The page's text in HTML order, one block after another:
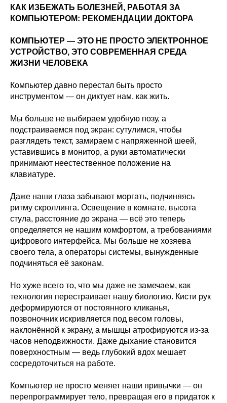
КАК ИЗБЕЖАТЬ БОЛЕЗНЕЙ, РАБОТАЯ ЗА
КОМПЬЮТЕРОМ: РЕКОМЕНДАЦИИ ДОКТОРА
КОМПЬЮТЕР — ЭТО НЕ ПРОСТО ЭЛЕКТРОННОЕ
УСТРОЙСТВО, ЭТО СОВРЕМЕННАЯ СРЕДА
ЖИЗНИ ЧЕЛОВЕКА
Компьютер давно перестал быть просто
инструментом — он диктует нам, как жить.
Мы больше не выбираем удобную позу, а
подстраиваемся под экран: сутулимся, чтобы
разглядеть текст, замираем с напряженной шеей,
уставившись в монитор, а руки автоматически
принимают неестественное положение на
клавиатуре.
Даже наши глаза забывают моргать, подчиняясь
ритму скроллинга. Освещение в комнате, высота
стула, расстояние до экрана — всё это теперь
определяется не нашим комфортом, а требованиями
цифрового интерфейса. Мы больше не хозяева
своего тела, а операторы системы, вынужденные
подчиняться её законам.
Но хуже всего то, что мы даже не замечаем, как
технология перестраивает нашу биологию. Кисти рук
деформируются от постоянного кликанья,
позвоночник искривляется под весом головы,
наклонённой к экрану, а мышцы атрофируются из-за
часов неподвижности. Даже дыхание становится
поверхностным — ведь глубокий вдох мешает
сосредоточиться на работе.
Компьютер не просто меняет наши привычки — он
перепрограммирует тело, превращая его в придаток к